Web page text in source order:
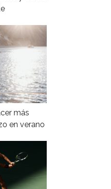
más
en verano